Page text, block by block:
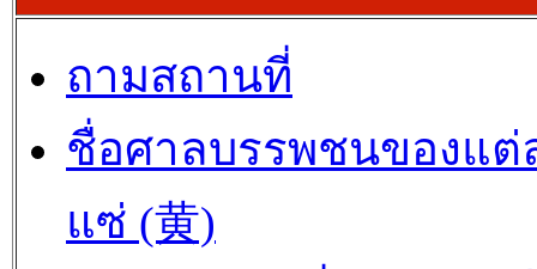
ถามสถานที่
ชื่อศาลบรรพชนของแต่
แซ่ (黄)